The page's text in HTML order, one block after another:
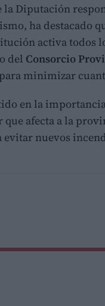
Diputación
ha destacado
activa todos
del Consorcio
minimizar
en la
afecta a la
evitar nuevos